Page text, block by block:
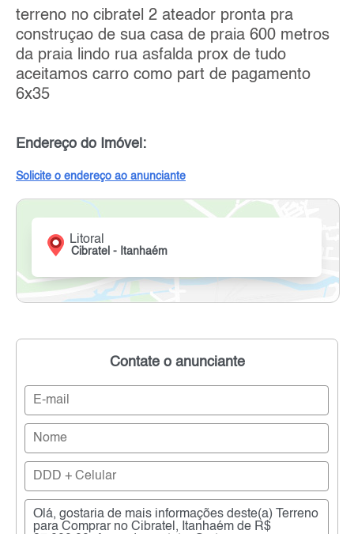
terreno no cibratel 2 ateador pronta pra
construçao de sua casa de praia 600 metros
da praia lindo rua asfalda prox de tudo
aceitamos carro como part de pagamento
6x35
Endereço do Imóvel:
Solicite o endereço ao anunciante
Litoral
Cibratel - Itanhaém
Contate o anunciante